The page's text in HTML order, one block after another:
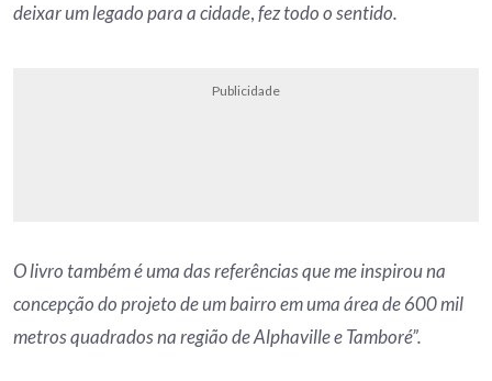
deixar um legado para a cidade,fez todo o sentido.
Publicidade
O livro também é uma das referências que me inspirou na
concepção do projeto de um bairro em uma área de 600 mil
metros quadrados na região de Alphaville e Tamboré”.